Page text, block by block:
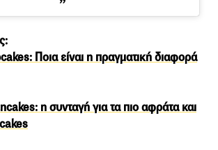
Ποια είναι η πραγματική διαφορά
η συνταγή για τα πιο αφράτα και